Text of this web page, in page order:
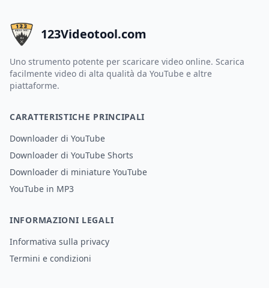
123Videotool.com
Uno strumento potente per scaricare video online. Scarica
facilmente video di alta qualità da YouTube e altre
piattaforme.
CARATTERISTICHE PRINCIPALI
Downloader di YouTube
Downloader di YouTube Shorts
Downloader di miniature YouTube
YouTube in MP3
INFORMAZIONI LEGALI
Informativa sulla privacy
Termini e condizioni